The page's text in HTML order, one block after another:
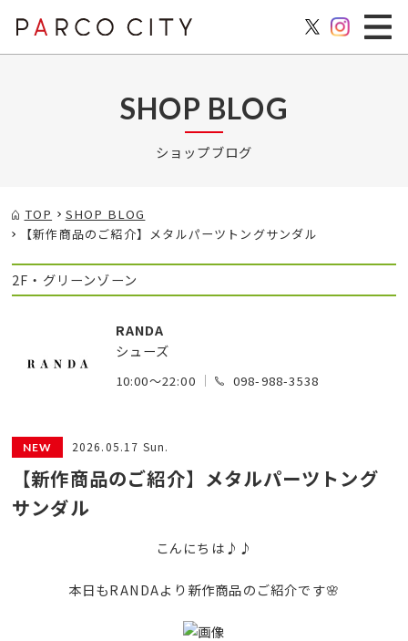
SHOP BLOG
ショップブログ
TOP
SHOP BLOG
【新作商品のご紹介】メタルパーツトングサンダル
2F・グリーンゾーン
RANDA
シューズ
10:00～22:00 098-988-3538
2026.05.17 Sun.
【新作商品のご紹介】メタルパーツトング
サンダル
こんにちは♪♪
本日もRANDAより新作商品のご紹介です🌸